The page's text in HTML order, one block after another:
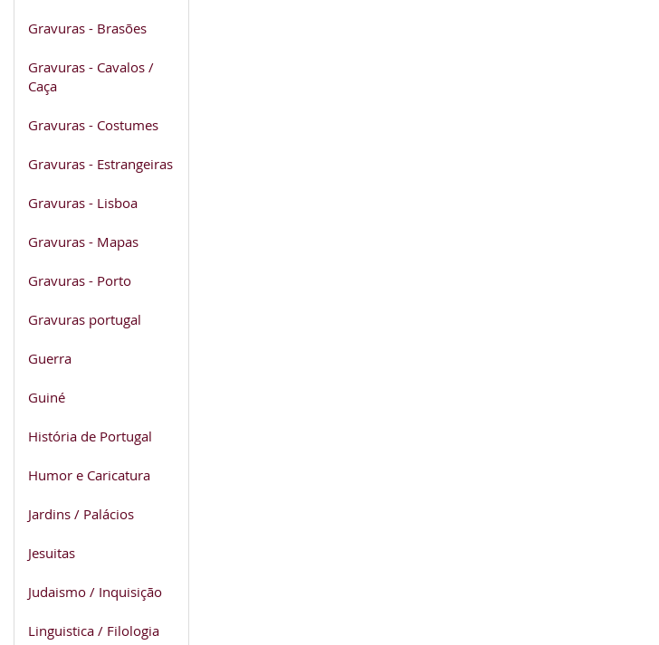
Gravuras - Brasões
Gravuras - Cavalos /
Caça
Gravuras - Costumes
Gravuras - Estrangeiras
Gravuras - Lisboa
Gravuras - Mapas
Gravuras - Porto
Gravuras portugal
Guerra
Guiné
História de Portugal
Humor e Caricatura
Jardins / Palácios
Jesuitas
Judaismo / Inquisição
Linguistica / Filologia